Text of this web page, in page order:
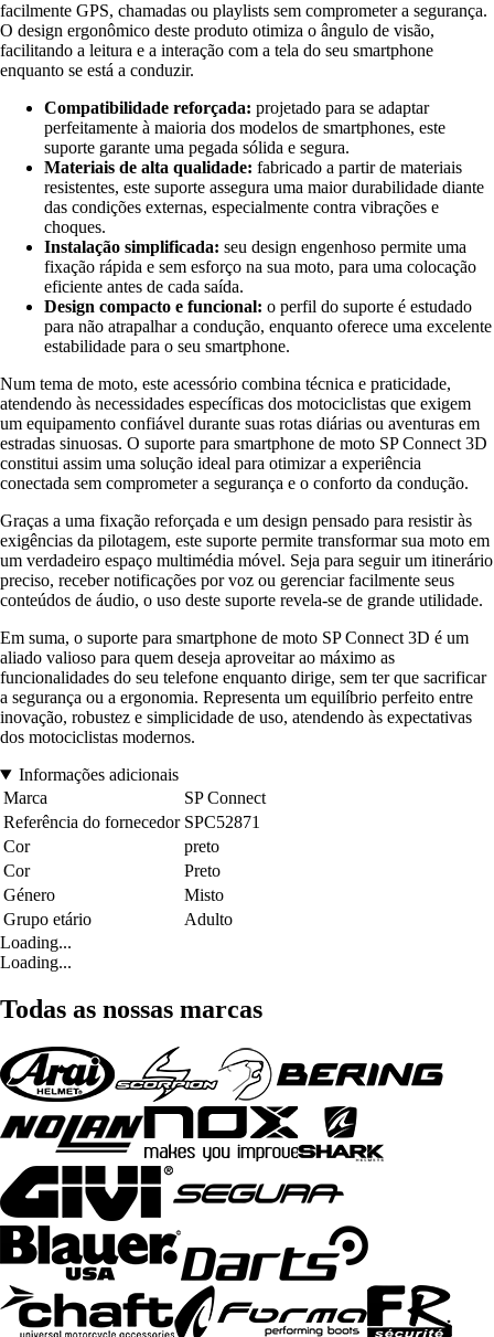
facilmente GPS, chamadas ou playlists sem comprometer a segurança.
O design ergonômico deste produto otimiza o ângulo de visão,
facilitando a leitura e a interação com a tela do seu smartphone
enquanto se está a conduzir.
Compatibilidade reforçada: projetado para se adaptar
perfeitamente à maioria dos modelos de smartphones, este
suporte garante uma pegada sólida e segura.
Materiais de alta qualidade: fabricado a partir de materiais
resistentes, este suporte assegura uma maior durabilidade diante
das condições externas, especialmente contra vibrações e
choques.
Instalação simplificada: seu design engenhoso permite uma
fixação rápida e sem esforço na sua moto, para uma colocação
eficiente antes de cada saída.
Design compacto e funcional: o perfil do suporte é estudado
para não atrapalhar a condução, enquanto oferece uma excelente
estabilidade para o seu smartphone.
Num tema de moto, este acessório combina técnica e praticidade,
atendendo às necessidades específicas dos motociclistas que exigem
um equipamento confiável durante suas rotas diárias ou aventuras em
estradas sinuosas. O suporte para smartphone de moto SP Connect 3D
constitui assim uma solução ideal para otimizar a experiência
conectada sem comprometer a segurança e o conforto da condução.
Graças a uma fixação reforçada e um design pensado para resistir às
exigências da pilotagem, este suporte permite transformar sua moto em
um verdadeiro espaço multimédia móvel. Seja para seguir um itinerário
preciso, receber notificações por voz ou gerenciar facilmente seus
conteúdos de áudio, o uso deste suporte revela-se de grande utilidade.
Em suma, o suporte para smartphone de moto SP Connect 3D é um
aliado valioso para quem deseja aproveitar ao máximo as
funcionalidades do seu telefone enquanto dirige, sem ter que sacrificar
a segurança ou a ergonomia. Representa um equilíbrio perfeito entre
inovação, robustez e simplicidade de uso, atendendo às expectativas
dos motociclistas modernos.
Informações adicionais
Marca
SP Connect
Referência do fornecedor SPC52871
Cor
preto
Cor
Preto
Género
Misto
Grupo etário
Adulto
Loading...
Loading...
Todas as nossas marcas